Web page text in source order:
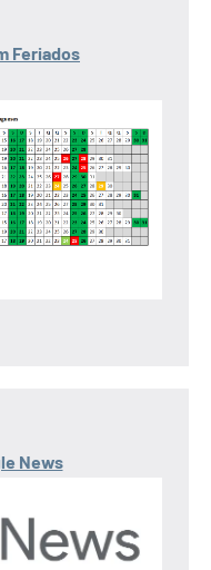
Feriados
News